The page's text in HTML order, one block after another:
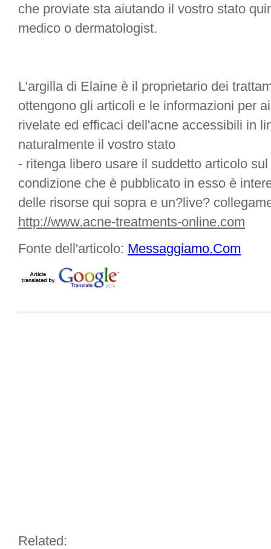
che proviate sta aiutando il vostro stato
medico o dermatologist.
L'argilla di Elaine è il proprietario dei
ottengono gli articoli e le informazioni per
rivelate ed efficaci dell'acne accessibili in
naturalmente il vostro stato
- ritenga libero usare il suddetto articolo
condizione che è pubblicato in esso è
delle risorse qui sopra e un?live?
http://www.acne-treatments-online.com
Fonte dell'articolo: Messaggiamo.Com
Related: